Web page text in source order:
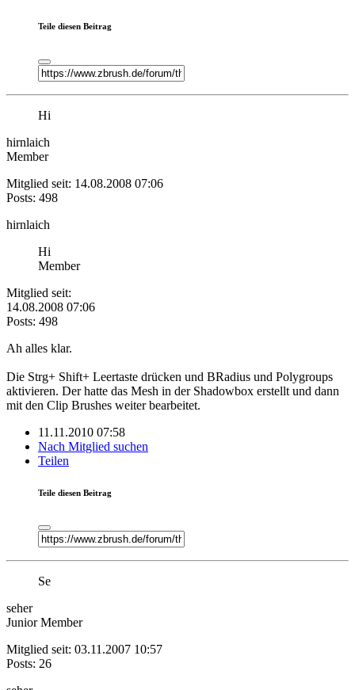
Teile diesen Beitrag
Hi
hirnlaich
Member
Mitglied seit: 14.08.2008 07:06
Posts: 498
hirnlaich
Hi
Member
Mitglied seit:
14.08.2008 07:06
Posts: 498
Ah alles klar.
Die Strg+ Shift+ Leertaste drücken und BRadius und Polygroups
aktivieren. Der hatte das Mesh in der Shadowbox erstellt und dann
mit den Clip Brushes weiter bearbeitet.
11.11.2010 07:58
Nach Mitglied suchen
Teilen
Teile diesen Beitrag
Se
seher
Junior Member
Mitglied seit: 03.11.2007 10:57
Posts: 26